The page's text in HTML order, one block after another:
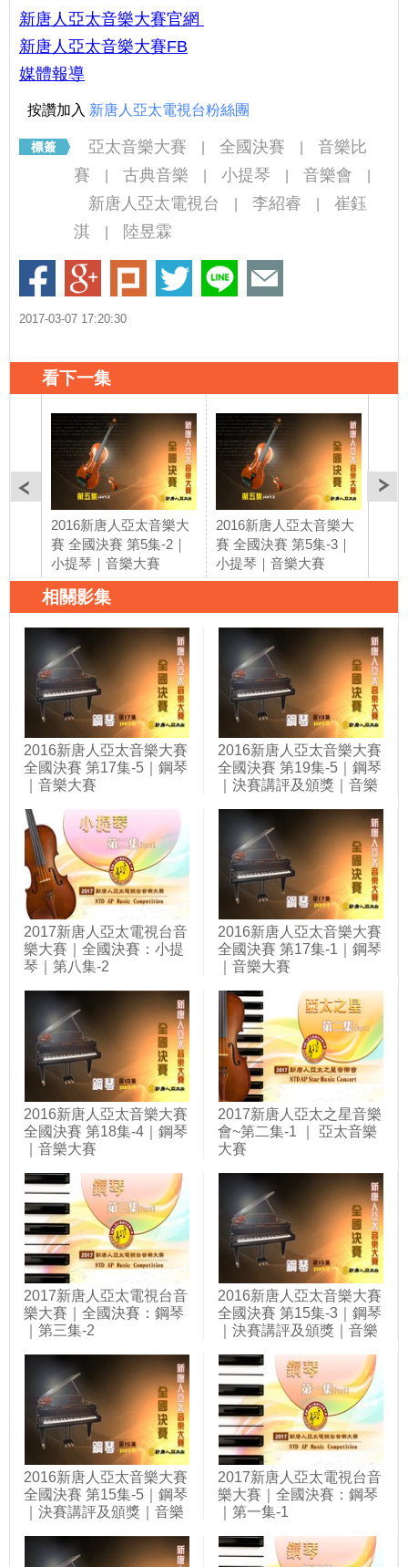
新唐人亞太音樂大賽官網
新唐人亞太音樂大賽FB
媒體報導
按讚加入 新唐人亞太電視台粉絲團
亞太音樂大賽 全國決賽
音樂比
賽
古典音樂 小提琴 音樂會
新唐人亞太電視台 李紹睿
崔鈺
淇
陸昱霖
2017-03-07 17:20:30
看下一集
2016新唐人亞太音樂大
賽 全國決賽 第5集-2｜
小提琴｜音樂大賽
2016新唐人亞太音樂大
賽 全國決賽 第5集-3｜
小提琴｜音樂大賽
相關影集
2016新唐人亞太音樂大賽
全國決賽 第17集-5｜鋼琴
｜音樂大賽
2016新唐人亞太音樂大賽
全國決賽 第19集-5｜鋼琴
｜決賽講評及頒獎｜音樂
2017新唐人亞太電視台音
樂大賽｜全國決賽：小提
琴｜第八集-2
2016新唐人亞太音樂大賽
全國決賽 第17集-1｜鋼琴
｜音樂大賽
2016新唐人亞太音樂大賽
全國決賽 第18集-4｜鋼琴
｜音樂大賽
2017新唐人亞太之星音樂
會~第二集-1 ｜ 亞太音樂
大賽
2017新唐人亞太電視台音
樂大賽｜全國決賽：鋼琴
｜第三集-2
2016新唐人亞太音樂大賽
全國決賽 第15集-3｜鋼琴
｜決賽講評及頒獎｜音樂
2016新唐人亞太音樂大賽
全國決賽 第15集-5｜鋼琴
｜決賽講評及頒獎｜音樂
2017新唐人亞太電視台音
樂大賽｜全國決賽：鋼琴
｜第一集-1